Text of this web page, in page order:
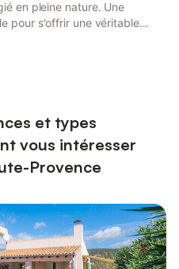
en pleine nature. Une
pour s'offrir une véritable
mas provençal « La
et types
vous intéresser
Provence